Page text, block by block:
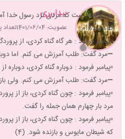
پنج تا صلوات
پنج تا یا مهدی ادرکنی
💚الحمدلله کما هو اهله💚.زندگی
بیشتر ببینید
بیداررری
عضویت: 1401/06/04 تعداد
در روایت است که مردی نزد رسول خدا
گناه شده ام .
▫️پیامبر فرمود : هر گاه گناه کردی، از
➖️مرد گفت: طلب آمرزش می کنم. اما
▫️پیامبر فرمود : دوباره گناه کردی،
➖️مرد گفت: طلب آمرزش می کنم. ولی باز
▫️پیامبر فرمود : چون گناه کردی، باز از
مرد بار چهارم همان جمله را گفت.
▫️پیامبر فرمود : چون گناه کردی، باز از
که شیطان مایوس و بازنده شود. (4)